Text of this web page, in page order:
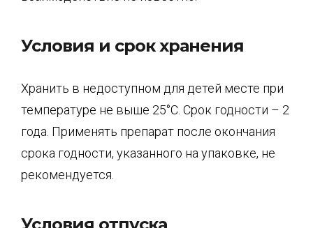
Условия и срок хранения
Хранить в недоступном для детей месте при
температуре не выше 25°С. Срок годности – 2
года. Применять препарат после окончания
срока годности, указанного на упаковке, не
рекомендуется.